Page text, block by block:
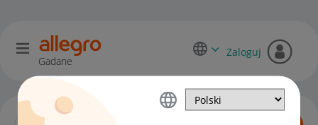
Gadane
Zaloguj